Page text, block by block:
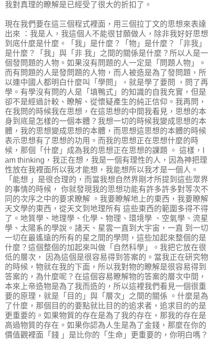
我對真理的瞭解是已經受了很大的折扣了。
現在我們要在這三個程式裡面，用三個拉丁文的思想來表達
出來 ：我是人，我這個人不能很甘願做人，除非我好好思想
到底什麼是什麼。「我」是什麼？「物」是什麼？「非我」
是什麼？「我」與「非 我」之間的關係是什麼？所以人是一
個發問題的人物。如果沒有問題的人一定是「問題人物」。
而有問題的人是發問題的人物，而人被造是為了發問題，所
以連中國人都明白什麼叫「學問」，就是學了要問 ，問了再
學。有學沒有問的人是「填鴨式」的知識的自我充實，但是
卻不是經過計較、瞭解、從懷疑產生的純正信仰。我再問，
在我問的時候我在思想，在這思想的中間我看見，思想的本
身到底是怎樣的一個本體？我想一切的時候我變成思想的本
體，我的思想變成思想的本體，而思想這思想的本體的時候
表示思想有了思想的功用。而我的思想正在思想什麼的時
候，那個「什麼」成為我的思想正在思想的課題 。 這樣，I
am thinking，我正在想，我是一個有理性的人，因為神把理
性放在我裡面所以我才能想，我能想所以我才是一個人。
「能想 」是很合理的，而當我想自然界剛才所提到這些眾界
的事情的時候， 你就發現我的思想功能有許多許多對等次不
同的次序之中的要求瞭解 。我要瞭解地上的東西，我要瞭解
天文學的東西，從天文到地理所有 這些東西的範圍多得不得
了。地質學、地理學、化學、物理、環境學 、空氣學、流星
學、太陽系的學說。諸天、星雲一直到大宇宙，一直 到一切
一切在最遙遠的所有的星之間的學問，這些加起來整個的是
什麼？這個整個的加起來叫做「自然科學」。我把它放在很
低的層次， 因為這個是很容易得到答案的。當我正在研究物
的時候，物就在我的下面，所以我對物的瞭解是很容易得到
答案的，為什麼呢？在這個容易瞭解物的答案的層次中間，
本來上帝造物是為了我而造的，所以這裡我們看見一個很重
要的原理，就是「目的」與「層次」之間的關係 。什麼是為
了什麼，那個目的的要點就比目的的追求者，追求目的的是
更重要的。如果物質的存在是為了我的存在，那我的存在是
高過物質的存在。如果你認為人生是為了金錢，那麼在你的
價值觀裡面「錢 」是比你的「生命」更重要的，你明白嗎？